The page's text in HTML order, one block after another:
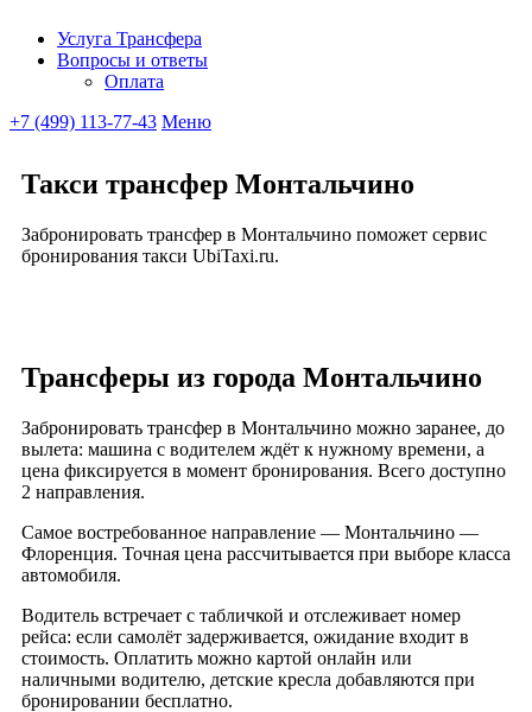
Ubitaxi
Услуга Трансфера
Вопросы и ответы
Оплата
+7 (499) 113-77-43 Меню
Такси трансфер Монтальчино
Забронировать трансфер в Монтальчино поможет сервис
бронирования такси UbiTaxi.ru.
Трансферы из города Монтальчино
Забронировать трансфер в Монтальчино можно заранее, до
вылета: машина с водителем ждёт к нужному времени, а
цена фиксируется в момент бронирования. Всего доступно
2 направления.
Самое востребованное направление — Монтальчино —
Флоренция. Точная цена рассчитывается при выборе класса
автомобиля.
Водитель встречает с табличкой и отслеживает номер
рейса: если самолёт задерживается, ожидание входит в
стоимость. Оплатить можно картой онлайн или
наличными водителю, детские кресла добавляются при
бронировании бесплатно.